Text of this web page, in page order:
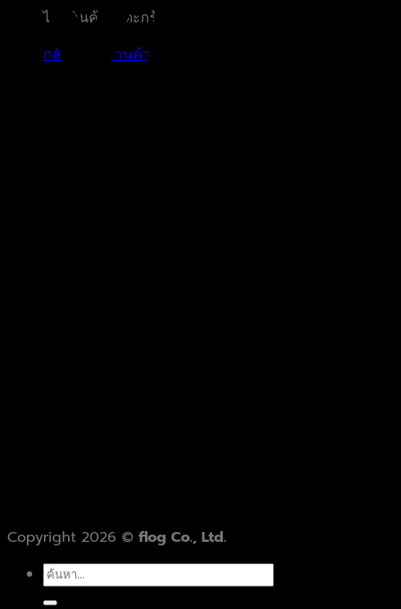
ไม่มีสินค้าในตะกร้า
กลับสู่หน้าร้านค้า
Copyright 2026 © flog Co., Ltd.
ค้นหา: